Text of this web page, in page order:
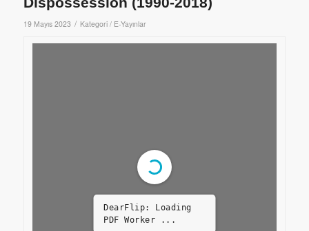
19 Mayıs 2023 / Kategori / E-Yayınlar
DearFlip: Loading
PDF Worker ...